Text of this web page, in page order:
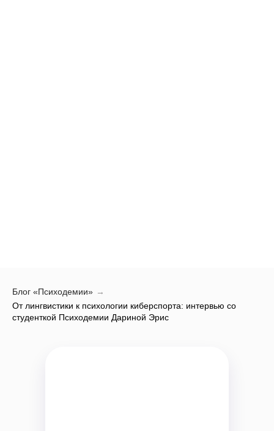
Блог «Психодемии» →
От лингвистики к психологии киберспорта: интервью со
студенткой Психодемии Дариной Эрис